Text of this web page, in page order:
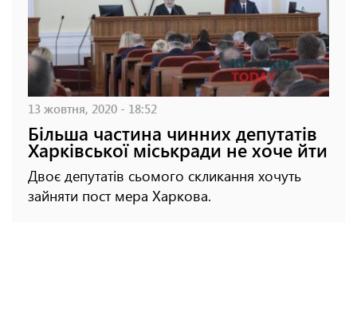
13 жовтня, 2020 - 18:52
Більша частина чинних депутатів
Харківської міськради не хоче йти
Двоє депутатів сьомого скликання хочуть
зайняти пост мера Харкова.